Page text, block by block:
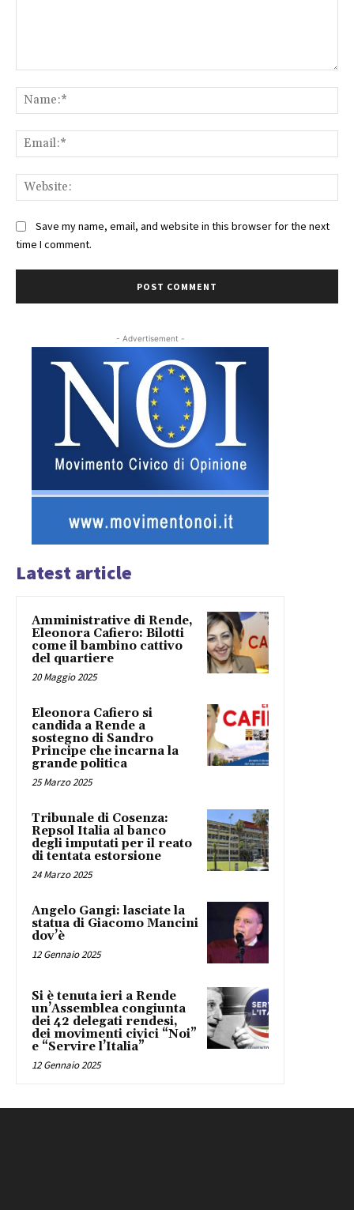
Save my name, email, and website in this browser for the next
time I comment.
- Advertisement -
Latest article
Amministrative di Rende,
Eleonora Cafiero: Bilotti
come il bambino cattivo
del quartiere
20 Maggio 2025
Eleonora Cafiero si
candida a Rende a
sostegno di Sandro
Principe che incarna la
grande politica
25 Marzo 2025
Tribunale di Cosenza:
Repsol Italia al banco
degli imputati per il reato
di tentata estorsione
24 Marzo 2025
Angelo Gangi: lasciate la
statua di Giacomo Mancini
dov’è
12 Gennaio 2025
Si è tenuta ieri a Rende
un’Assemblea congiunta
dei 42 delegati rendesi,
dei movimenti civici “Noi”
e “Servire l’Italia”
12 Gennaio 2025